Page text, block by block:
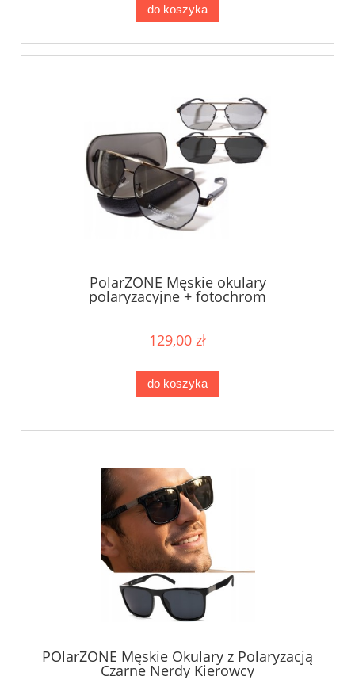
do koszyka
PolarZONE Męskie okulary
polaryzacyjne + fotochrom
129,00 zł
do koszyka
POlarZONE Męskie Okulary z Polaryzacją
Czarne Nerdy Kierowcy